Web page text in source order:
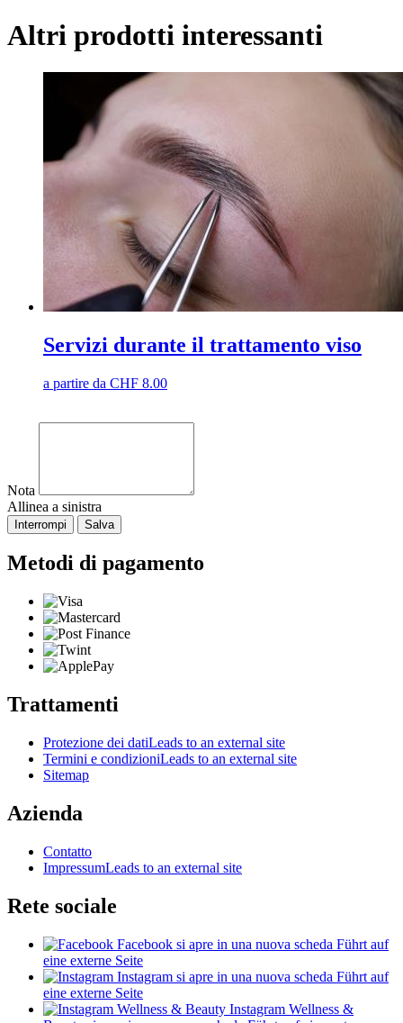
Altri prodotti interessanti
Servizi durante il trattamento viso
a partire da CHF 8.00
Nota
Allinea a sinistra
Interrompi Salva
Metodi di pagamento
Trattamenti
Protezione dei datiLeads to an external site
Termini e condizioniLeads to an external site
Sitemap
Azienda
Contatto
ImpressumLeads to an external site
Rete sociale
Facebook si apre in una nuova scheda Führt auf
eine externe Seite
Instagram si apre in una nuova scheda Führt auf
eine externe Seite
Instagram Wellness &